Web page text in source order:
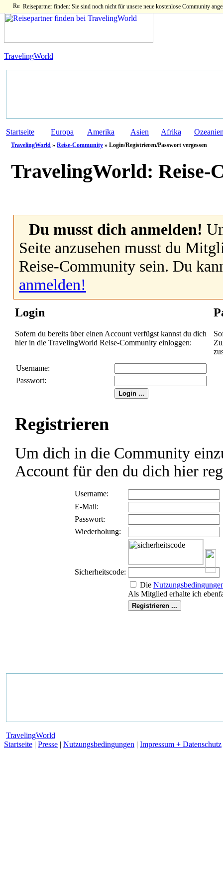
Reisepartner finden: Sie sind noch nicht für unsere neue kostenlose Community
TravelingWorld
Startseite Europa Amerika Asien Afrika
TravelingWorld » Reise-Community » Login/Registrieren/Passwort vergessen
TravelingWorld: Reise-
Du musst dich anmelden!
Seite anzusehen musst du
Reise-Community sein. Du
anmelden!
Login
Sofern du bereits über einen Account verfügst kannst du dich
hier in die TravelingWorld Reise-Community einloggen:
Username:
Passwort:
Registrieren
Um dich in die Community
Account für den du dich hier
Username:
E-Mail:
Passwort:
Wiederholung:
Sicherheitscode:
Die
Als Mitglied erhalte ich
TravelingWorld
Startseite | Presse | Nutzungsbedingungen | Impressum + Datenschutz